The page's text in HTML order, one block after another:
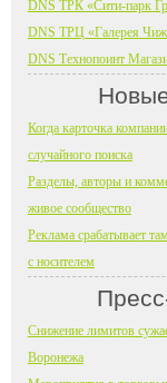
DNS ТРК «Сити-парк
DNS ТРЦ «Галерея
DNS Технопоинт
Когда карточка
случайного поиска
Разделы, авторы и
живое сообщество
Реклама срабатывает
с носителем
Снижение лимитов
Воронежа